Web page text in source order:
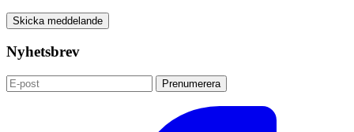
Skicka meddelande
Nyhetsbrev
Prenumerera